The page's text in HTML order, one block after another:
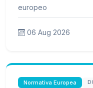
europeo
06 Aug 2026
Normativa Europea